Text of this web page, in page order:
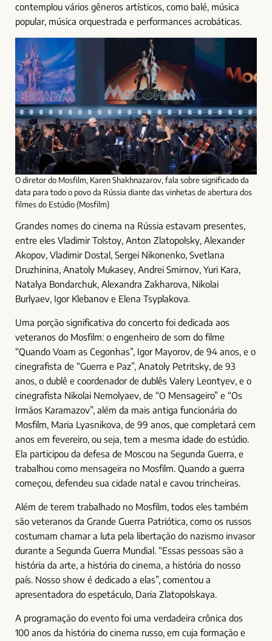
contemplou vários gêneros artísticos, como balé, música
popular, música orquestrada e performances acrobáticas.
O diretor do Mosfilm, Karen Shakhnazarov, fala sobre significado da
data para todo o povo da Rússia diante das vinhetas de abertura dos
filmes do Estúdio (Mosfilm)
Grandes nomes do cinema na Rússia estavam presentes,
entre eles Vladimir Tolstoy, Anton Zlatopolsky, Alexander
Akopov, Vladimir Dostal, Sergei Nikonenko, Svetlana
Druzhinina, Anatoly Mukasey, Andrei Smirnov, Yuri Kara,
Natalya Bondarchuk, Alexandra Zakharova, Nikolai
Burlyaev, Igor Klebanov e Elena Tsyplakova.
Uma porção significativa do concerto foi dedicada aos
veteranos do Mosfilm: o engenheiro de som do filme
“Quando Voam as Cegonhas”, Igor Mayorov, de 94 anos, e o
cinegrafista de “Guerra e Paz”, Anatoly Petritsky, de 93
anos, o dublê e coordenador de dublês Valery Leontyev, e o
cinegrafista Nikolai Nemolyaev, de “O Mensageiro” e “Os
Irmãos Karamazov”, além da mais antiga funcionária do
Mosfilm, Maria Lyasnikova, de 99 anos, que completará cem
anos em fevereiro, ou seja, tem a mesma idade do estúdio.
Ela participou da defesa de Moscou na Segunda Guerra, e
trabalhou como mensageira no Mosfilm. Quando a guerra
começou, defendeu sua cidade natal e cavou trincheiras.
Além de terem trabalhado no Mosfilm, todos eles também
são veteranos da Grande Guerra Patriótica, como os russos
costumam chamar a luta pela libertação do nazismo invasor
durante a Segunda Guerra Mundial. “Essas pessoas são a
história da arte, a história do cinema, a história do nosso
país. Nosso show é dedicado a elas”, comentou a
apresentadora do espetáculo, Daria Zlatopolskaya.
A programação do evento foi uma verdadeira crônica dos
100 anos da história do cinema russo, em cuja formação e